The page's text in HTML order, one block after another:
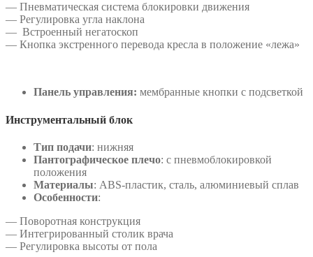
— Пневматическая система блокировки движения
— Регулировка угла наклона
— Встроенный негатоскоп
— Кнопка экстренного перевода кресла в положение «лежа»
Панель управления: мембранные кнопки с подсветкой
Инструментальный блок
Тип подачи: нижняя
Пантографическое плечо: с пневмоблокировкой
положения
Материалы: ABS-пластик, сталь, алюминиевый сплав
Особенности:
— Поворотная конструкция
— Интегрированный столик врача
— Регулировка высоты от пола